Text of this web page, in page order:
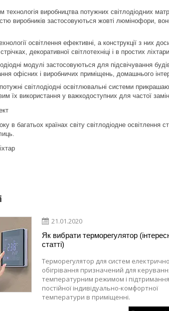
технологія виробництва потужних світлодіодних
виробників застосовуються жовті люмінофори,
освітлення ефективні, а конструкції з них
декоративної світлотехніці і в простих
модулі застосовуються для підсвічування
офісних і виробничих приміщень, домашнього
світлодіодні освітлювальні системи
їх використання у важкодоступних для частої
в багатьох країнах світу світлодіодне освітлення
21.01.2020
Як вибрати терморегулятор
статті)
Терморегулятор для систем
обігрівання призначений для
температурним режимом і підтримання
постійної індивідуально-комфортної
температури в приміщенні.